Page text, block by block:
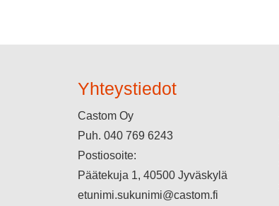
Yhteystiedot
Castom Oy
Puh. 040 769 6243
Postiosoite:
Päätekuja 1, 40500 Jyväskylä
etunimi.sukunimi@castom.fi